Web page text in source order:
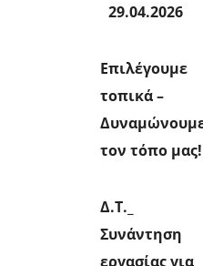
29.04.2026
Επιλέγουμε
τοπικά –
τον τόπο μας!
Δ.Τ._
Συνάντηση
εργασίας για